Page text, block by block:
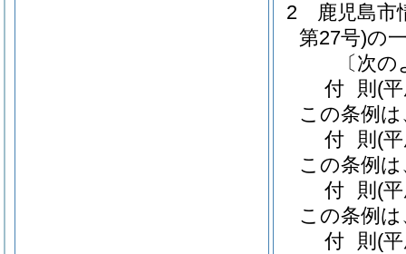
2
鹿児島市
第27号)の
〔次
付 則 (
この条例
付 則 (
この条例
付 則 (
この条例
付 則 (